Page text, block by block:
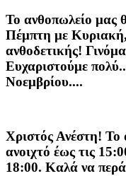
Το ανθοπωλείο μας
Πέμπτη με Κυριακή,
ανθοδετικής!
Ευχαριστούμε
Νοεμβρίου....
Χριστός Ανέστη! Το
ανοιχτό έως τις
18:00. Καλά να